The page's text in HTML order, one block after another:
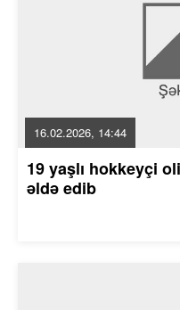
16.02.2026, 14:44
19 yaşlı hokkeyçi
əldə edib